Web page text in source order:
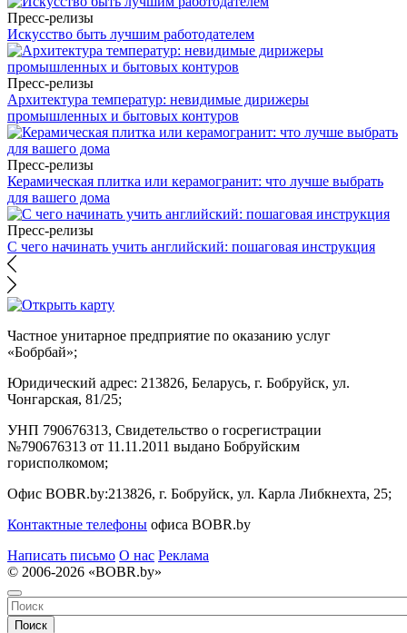
Пресс-релизы
Искусство быть лучшим работодателем
Пресс-релизы
Архитектура температур: невидимые дирижеры
промышленных и бытовых контуров
Пресс-релизы
Керамическая плитка или керамогранит: что лучше выбрать
для вашего дома
Пресс-релизы
С чего начинать учить английский: пошаговая инструкция
Частное унитарное предприятие по оказанию услуг
«Бобрбай»;
Юридический адрес: 213826, Беларусь, г. Бобруйск, ул.
Чонгарская, 81/25;
УНП 790676313, Свидетельство о госрегистрации
№790676313 от 11.11.2011 выдано Бобруйским
горисполкомом;
Офис BOBR.by:213826, г. Бобруйск, ул. Карла Либкнехта, 25;
Контактные телефоны офиса BOBR.by
Написать письмо О нас Реклама
© 2006-2026 «BOBR.by»
Поиск